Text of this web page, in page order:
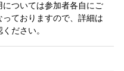
ついては参加者各自にご
ておりますので、詳細は
ださい。